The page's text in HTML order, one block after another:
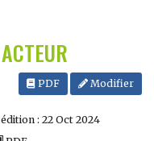
PDF Modifier
: 22 Oct 2024